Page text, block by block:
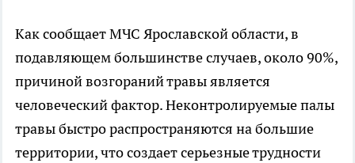
Как сообщает МЧС Ярославской области, в
подавляющем большинстве случаев, около 90%,
причиной возгораний травы является
человеческий фактор. Неконтролируемые палы
травы быстро распространяются на большие
территории, что создает серьезные трудности